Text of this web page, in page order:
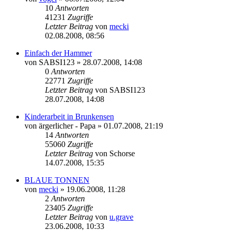
10 Antworten
41231 Zugriffe
Letzter Beitrag von mecki
02.08.2008, 08:56
Einfach der Hammer
von SABSI123 » 28.07.2008, 14:08
0 Antworten
22771 Zugriffe
Letzter Beitrag von SABSI123
28.07.2008, 14:08
Kinderarbeit in Brunkensen
von ärgerlicher - Papa » 01.07.2008, 21:19
14 Antworten
55060 Zugriffe
Letzter Beitrag von Schorse
14.07.2008, 15:35
BLAUE TONNEN
von mecki » 19.06.2008, 11:28
2 Antworten
23405 Zugriffe
Letzter Beitrag von u.grave
23.06.2008, 10:33